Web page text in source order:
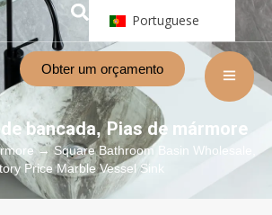
Portuguese
Obter um orçamento
bancada,Pias de mármore
→ Square Bathroom Basin Wholesale,
Price Marble Vessel Sink